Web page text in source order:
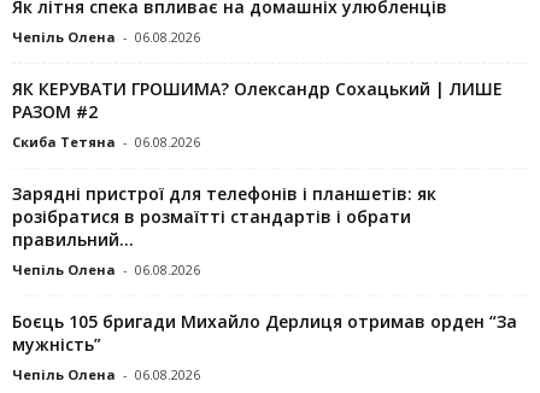
Як літня спека впливає на домашніх улюбленців
Чепіль Олена - 06.08.2026
ЯК КЕРУВАТИ ГРОШИМА? Олександр Сохацький | ЛИШЕ
РАЗОМ #2
Скиба Тетяна - 06.08.2026
Зарядні пристрої для телефонів і планшетів: як
розібратися в розмаїтті стандартів і обрати
правильний...
Чепіль Олена - 06.08.2026
Боєць 105 бригади Михайло Дерлиця отримав орден “За
мужність”
Чепіль Олена - 06.08.2026